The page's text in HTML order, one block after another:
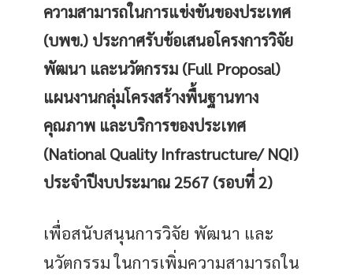
ความสามารถในการแข่งขันของประเทศ
(บพข.) ประกาศรับข้อเสนอโครงการวิจัย
พัฒนา และนวัตกรรม (Full Proposal)
แผนงานกลุ่มโครงสร้างพื้นฐานทาง
คุณภาพ และบริการของประเทศ
(National Quality Infrastructure/ NQI)
ประจำปีงบประมาณ 2567 (รอบที่ 2)
เพื่อสนับสนุนการวิจัย พัฒนา และ
นวัตกรรม ในการเพิ่มความสามารถใน